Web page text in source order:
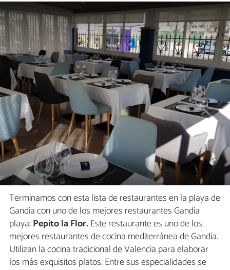
Terminamos con esta lista de restaurantes en la playa de
Gandía con uno de los mejores restaurantes Gandía
playa:Pepito la Flor.Este restaurante es uno de los
mejores restaurantes de cocina mediterránea de Gandía.
Utilizan la cocina tradicional de Valencia para elaborar
los más exquisitos platos. Entre sus especialidades se